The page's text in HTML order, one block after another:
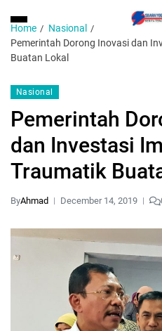
Home
Nasional
Pemerintah Dorong Inovasi dan
Buatan Lokal
Nasional
Pemerintah
dan Investasi
Traumatik
ByAhmad December 14, 2019